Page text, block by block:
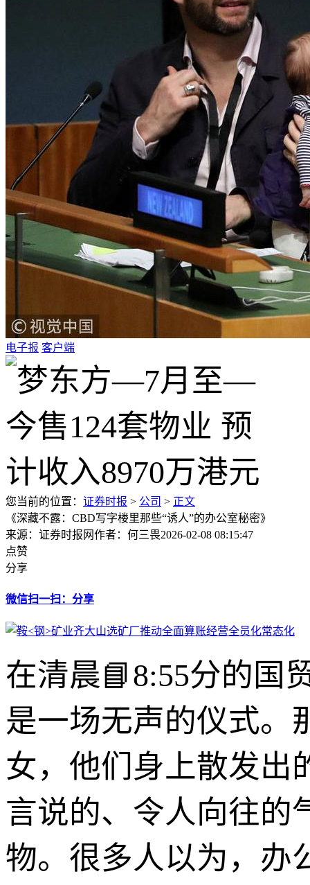
电子报 客户端
您当前的位置： 证券时报 > 公司 > 正文
《深藏不露：CBD写字楼里那些“诱人”的办公室秘密》
来源：证券时报网作者：何三畏2026-02-08 08:15:47
点赞
分享
微信扫一扫：分享
在清晨📘8:55分的国
是一场无声的仪式。
女，他们身上散发出
言说的、令人向往
物。很多人以为，办